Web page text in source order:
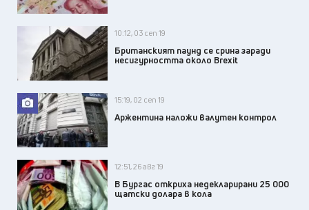
10:12, 03 сеп 19
Британският паунд се срина заради
несигурността около Brexit
15:19, 02 сеп 19
Аржентина наложи валутен контрол
12:51, 26 авг 19
В Бургас откриха недекларирани 25 000
щатски долара в кола